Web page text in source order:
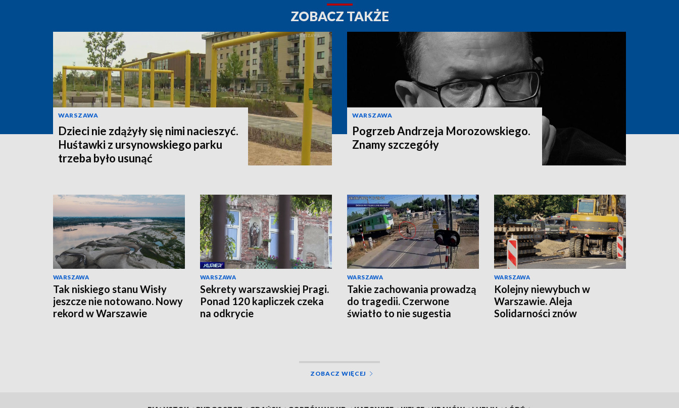
ZOBACZ TAKŻE
WARSZAWA
Dzieci nie zdążyły się nimi nacieszyć.
Huśtawki z ursynowskiego parku
trzeba było usunąć
WARSZAWA
Pogrzeb Andrzeja Morozowskiego.
Znamy szczegóły
WARSZAWA
Tak niskiego stanu Wisły
jeszcze nie notowano. Nowy
rekord w Warszawie
WARSZAWA
Sekrety warszawskiej Pragi.
Ponad 120 kapliczek czeka
na odkrycie
WARSZAWA
Takie zachowania prowadzą
do tragedii. Czerwone
światło to nie sugestia
WARSZAWA
Kolejny niewybuch w
Warszawie. Aleja
Solidarności znów
ZOBACZ WIĘCEJ